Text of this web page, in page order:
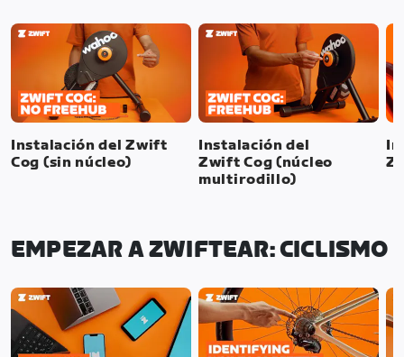
Instalación del Zwift
Cog (sin núcleo)
Instalación del
Zwift Cog (núcleo
multirodillo)
EMPEZAR A ZWIFTEAR: CICLISMO